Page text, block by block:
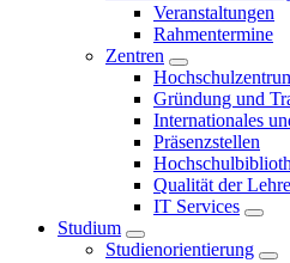
Veranstaltungen
Rahmentermine
Zentren
Gründung und
Internationales
Präsenzstellen
Qualität der Lehre
IT Services
Studium
Studienorientierung